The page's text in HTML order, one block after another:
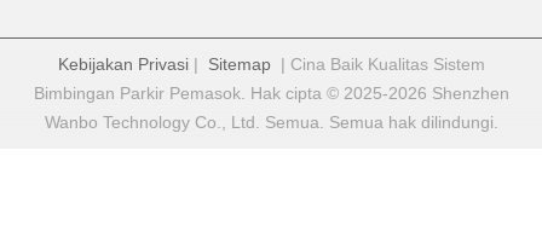
Kebijakan Privasi| Sitemap| Cina Baik Kualitas Sistem
Bimbingan Parkir Pemasok. Hak cipta © 2025-2026 Shenzhen
Wanbo Technology Co., Ltd. Semua. Semua hak dilindungi.